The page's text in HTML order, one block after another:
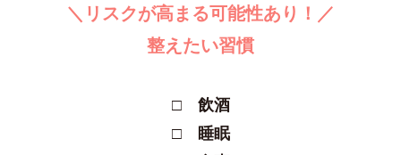
＼リスクが高まる可能性あり！／
整えたい習慣
□ 飲酒
□ 睡眠